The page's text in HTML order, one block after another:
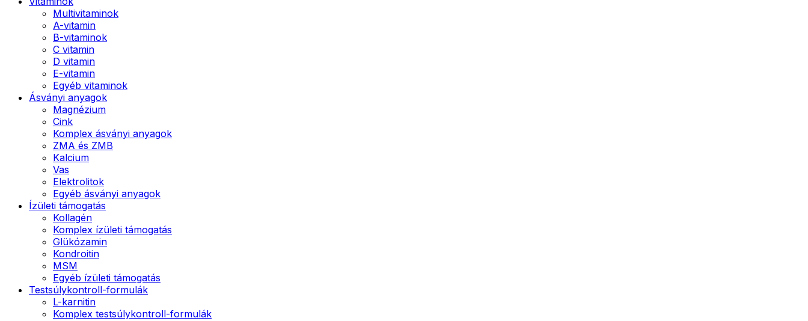
Multivitaminok
A-vitamin
B-vitaminok
C vitamin
D vitamin
E-vitamin
Egyéb vitaminok
Ásványi anyagok
Magnézium
Cink
Komplex ásványi anyagok
ZMA és ZMB
Kalcium
Vas
Elektrolitok
Egyéb ásványi anyagok
Ízületi támogatás
Kollagén
Komplex ízületi támogatás
Glükózamin
Kondroitin
MSM
Egyéb ízületi támogatás
Testsúlykontroll-formulák
L-karnitin
Komplex testsúlykontroll-formulák